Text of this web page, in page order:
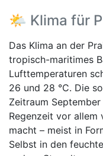
🌤️ Klima für
Das Klima an der
tropisch-maritimes
Lufttemperaturen
26 und 28 °C. Die
Zeitraum
Regenzeit vor
macht – meist in
Selbst in den